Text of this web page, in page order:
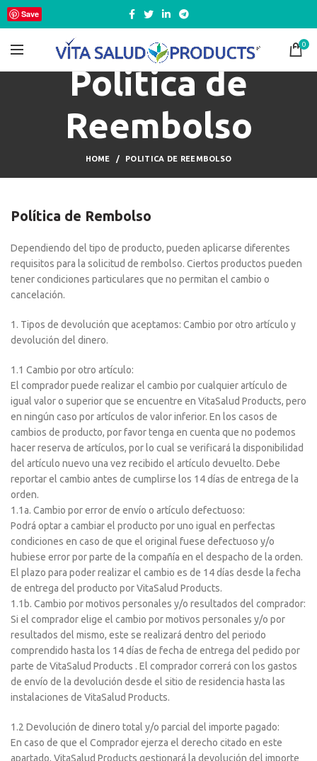
Save
0
Politica de
Reembolso
HOME POLITICA DE REEMBOLSO
Política de Rembolso
Dependiendo del tipo de producto, pueden aplicarse diferentes
requisitos para la solicitud de rembolso. Ciertos productos pueden
tener condiciones particulares que no permitan el cambio o
cancelación.
1. Tipos de devolución que aceptamos: Cambio por otro artículo y
devolución del dinero.
1.1 Cambio por otro artículo:
El comprador puede realizar el cambio por cualquier artículo de
igual valor o superior que se encuentre en VitaSalud Products, pero
en ningún caso por artículos de valor inferior. En los casos de
cambios de producto, por favor tenga en cuenta que no podemos
hacer reserva de artículos, por lo cual se verificará la disponibilidad
del artículo nuevo una vez recibido el artículo devuelto. Debe
reportar el cambio antes de cumplirse los 14 días de entrega de la
orden.
1.1a. Cambio por error de envío o artículo defectuoso:
Podrá optar a cambiar el producto por uno igual en perfectas
condiciones en caso de que el original fuese defectuoso y/o
hubiese error por parte de la compañía en el despacho de la orden.
El plazo para poder realizar el cambio es de 14 días desde la fecha
de entrega del producto por VitaSalud Products.
1.1b. Cambio por motivos personales y/o resultados del comprador:
Si el comprador elige el cambio por motivos personales y/o por
resultados del mismo, este se realizará dentro del periodo
comprendido hasta los 14 días de fecha de entrega del pedido por
parte de VitaSalud Products . El comprador correrá con los gastos
de envío de la devolución desde el sitio de residencia hasta las
instalaciones de VitaSalud Products.
1.2 Devolución de dinero total y/o parcial del importe pagado:
En caso de que el Comprador ejerza el derecho citado en este
apartado, VitaSalud Products gestionará la devolución del importe